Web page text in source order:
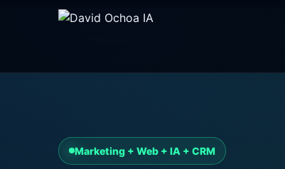
Marketing + Web + IA + CRM